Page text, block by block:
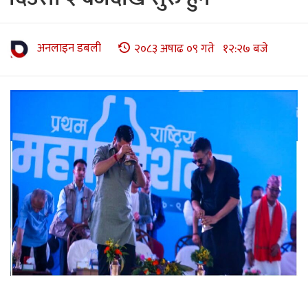
अनलाइन डबली २०८३ अषाढ ०९ गते १२:२७ बजे